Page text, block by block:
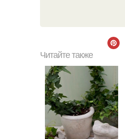
Читайте также